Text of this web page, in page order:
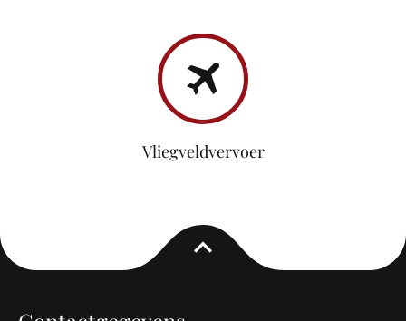
Vliegveldvervoer
expand_less